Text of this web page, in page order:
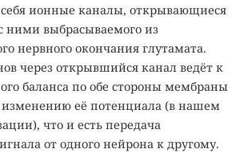
ионные каналы, открывающиеся
ними выбрасываемого из
нервного окончания глутамата.
через открывшийся канал ведёт к
баланса по обе стороны мембраны
изменению её потенциала (в нашем
что и есть передача
от одного нейрона к другому.